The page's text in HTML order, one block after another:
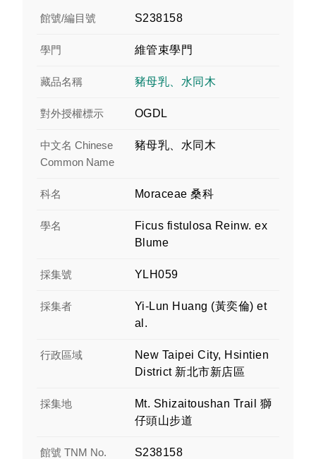
館號/編目號 S238158
學門 維管束學門
藏品名稱 豬母乳、水同木
對外授權標示 OGDL
中文名 Chinese
Common Name
豬母乳、水同木
科名 Moraceae 桑科
學名
Ficus fistulosa Reinw. ex
Blume
採集號 YLH059
採集者
Yi-Lun Huang (黃奕倫) et
al.
行政區域
New Taipei City, Hsintien
District 新北市新店區
採集地
Mt. Shizaitoushan Trail 獅
仔頭山步道
館號 TNM No. S238158